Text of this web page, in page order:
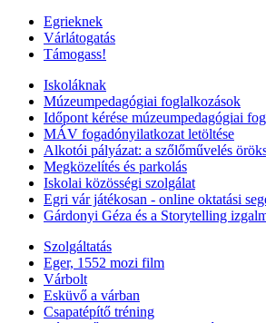
Egrieknek
Várlátogatás
Támogass!
Iskoláknak
Múzeumpedagógiai foglalkozások
Időpont kérése múzeumpedagógiai
MÁV fogadónyilatkozat letöltése
Alkotói pályázat: a szőlőművelés
Megközelítés és parkolás
Iskolai közösségi szolgálat
Egri vár játékosan - online oktatási
Gárdonyi Géza és a Storytelling
Szolgáltatás
Eger, 1552 mozi film
Várbolt
Esküvő a várban
Csapatépítő tréning